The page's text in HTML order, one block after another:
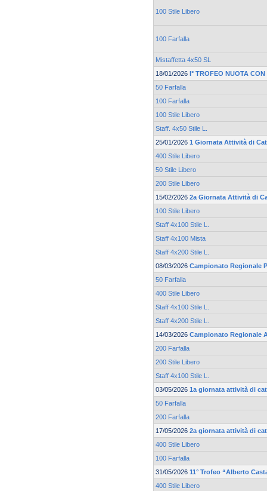
100 Stile Libero
100 Farfalla
Mistaffetta 4x50 SL
18/01/2026 I° TROFEO NUOTA CON
50 Farfalla
100 Farfalla
100 Stile Libero
Staff. 4x50 Stile L.
25/01/2026 1 Giornata Attività di
400 Stile Libero
50 Stile Libero
200 Stile Libero
15/02/2026 2a Giornata Attività di
100 Stile Libero
Staff 4x100 Stile L.
Staff 4x100 Mista
Staff 4x200 Stile L.
08/03/2026 Campionato Regionale
50 Farfalla
400 Stile Libero
Staff 4x100 Stile L.
Staff 4x200 Stile L.
14/03/2026 Campionato Regionale
200 Farfalla
200 Stile Libero
Staff 4x100 Stile L.
03/05/2026 1a giornata attività di
50 Farfalla
200 Farfalla
17/05/2026 2a giornata attività di
400 Stile Libero
100 Farfalla
31/05/2026 11° Trofeo “Alberto
400 Stile Libero